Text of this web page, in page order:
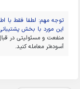
توجه مهم: لطفا فقط با
این مورد با بخش
منفعت و مسئولیتی در
آسوده‌تر معامله کنید.